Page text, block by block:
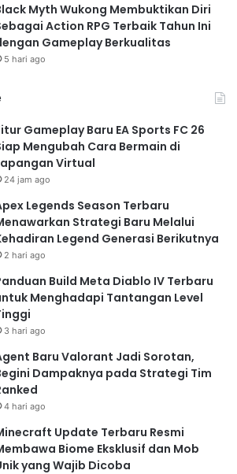
Myth Wukong Membuktikan Diri
Action RPG Terbaik Tahun Ini
Gameplay Berkualitas
5 hari ago
Gameplay Baru EA Sports FC 26
Mengubah Cara Bermain di
Virtual
24 jam ago
Legends Season Terbaru
Strategi Baru Melalui
Legend Generasi Berikutnya
2 hari ago
Build Meta Diablo IV Terbaru
Menghadapi Tantangan Level
3 hari ago
Baru Valorant Jadi Sorotan,
Dampaknya pada Strategi Tim
4 hari ago
Update Terbaru Resmi
Biome Eksklusif dan Mob
yang Wajib Dicoba